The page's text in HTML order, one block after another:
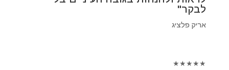
לבקר"
אריק פלציג
★
★
★
★
★